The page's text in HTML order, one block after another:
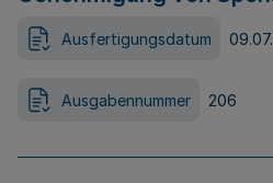
Ausfertigungsdatum
Ausgabennummer 206